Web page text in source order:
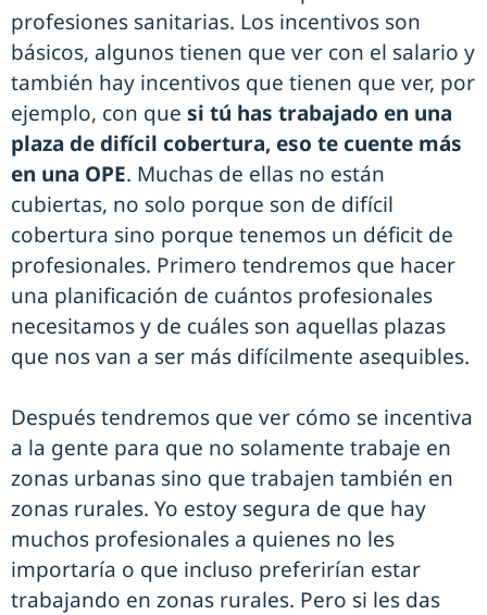
profesiones sanitarias. Los incentivos son
básicos, algunos tienen que ver con el salario y
también hay incentivos que tienen que ver, por
ejemplo, con que si tú has trabajado en una
plaza de difícil cobertura, eso te cuente más
en una OPE. Muchas de ellas no están
cubiertas, no solo porque son de difícil
cobertura sino porque tenemos un déficit de
profesionales. Primero tendremos que hacer
una planificación de cuántos profesionales
necesitamos y de cuáles son aquellas plazas
que nos van a ser más difícilmente asequibles.
Después tendremos que ver cómo se incentiva
a la gente para que no solamente trabaje en
zonas urbanas sino que trabajen también en
zonas rurales. Yo estoy segura de que hay
muchos profesionales a quienes no les
importaría o que incluso preferirían estar
trabajando en zonas rurales. Pero si les das